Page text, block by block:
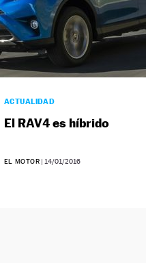
ACTUALIDAD
El RAV4 es híbrido
EL MOTOR | 14/01/2016